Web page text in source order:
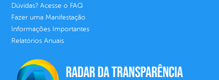
Dúvidas? Acesse o FAQ
Fazer uma Manifestação
Informações Importantes
Relatórios Anuais